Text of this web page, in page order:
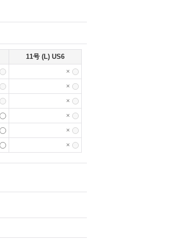
11号 (L) US6
×
×
×
×
×
×